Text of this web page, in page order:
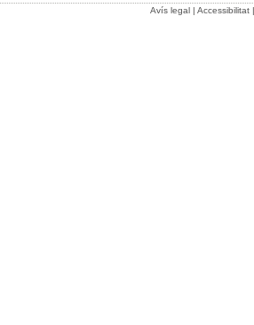
Avís legal| Accessibilitat